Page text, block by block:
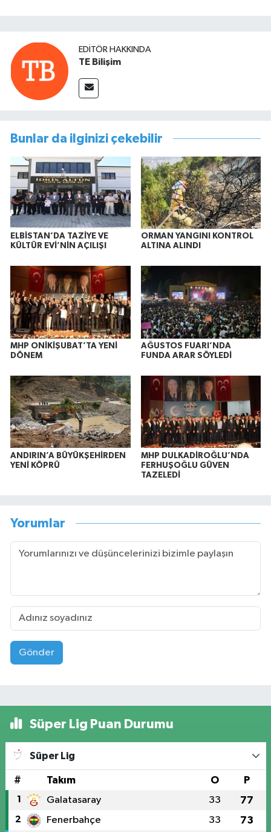
EDITÖR HAKKINDA
TE Bilişim
Bunlar da ilginizi çekebilir
ELBİSTAN’DA TAZİYE VE
KÜLTÜR EVİ’NİN AÇILIŞI
ORMAN YANGINI KONTROL
ALTINA ALINDI
MHP ONİKİŞUBAT’TA YENİ
DÖNEM
AĞUSTOS FUARI’NDA
FUNDA ARAR SÖYLEDİ
ANDIRIN’A BÜYÜKŞEHİRDEN
YENİ KÖPRÜ
MHP DULKADİROĞLU’NDA
FERHUŞOĞLU GÜVEN
TAZELEDİ
Yorumlar
Gönder
Süper Lig Puan Durumu
Süper Lig
# Takım O P
1 Galatasaray 33 77
2 Fenerbahçe 33 73